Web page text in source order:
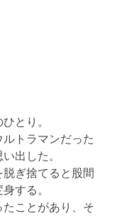
とり。
トラマンだった
出した。
ぎ捨てると股間
する。
ことがあり、そ